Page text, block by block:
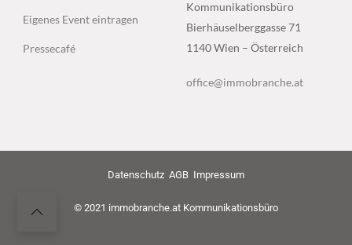
Eigenes Event eintragen
Pressecafé
Kommunikationsbüro
Bierhäuselberggasse 71
1140 Wien – Österreich
office@immobranche.at
Datenschutz AGB Impressum
© 2021 immobranche.at Kommunikationsbüro